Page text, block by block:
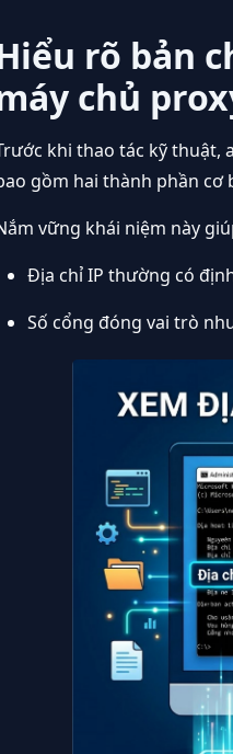
rõ bản
chủ
khi thao tác kỹ thuật,
gồm hai thành phần cơ
vững khái niệm này
Địa chỉ IP thường có
Số cổng đóng vai trò